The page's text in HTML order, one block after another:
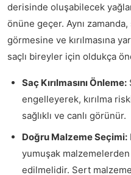
derisinde oluşabilecek
önüne geçer. Aynı
görmesine ve kırılmasına
saçlı bireyler için oldukça
Saç Kırılmasını Önleme:
engelleyerek, kırılma
sağlıklı ve canlı görünür.
Doğru Malzeme Seçimi:
yumuşak malzemelerden
edilmelidir. Sert